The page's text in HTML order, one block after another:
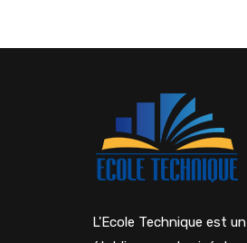
L'Ecole Technique est un